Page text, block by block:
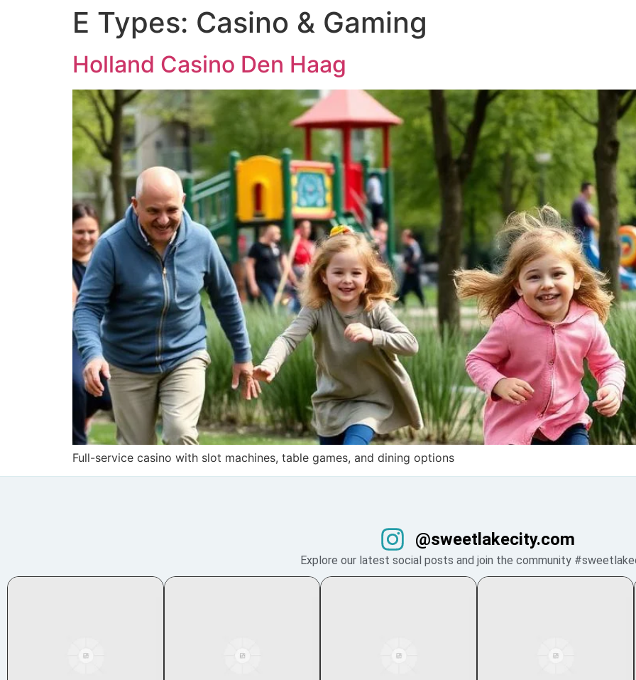
E Types: Casino & Gaming
Holland Casino Den Haag
Full-service casino with slot machines, table games, and dining options
@sweetlakecity.com
Explore our latest social posts and join the community